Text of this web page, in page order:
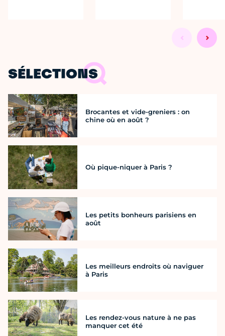
SÉLECTIONS
Brocantes et vide-greniers : on
chine où en août ?
Où pique-niquer à Paris ?
Les petits bonheurs parisiens en
août
Les meilleurs endroits où naviguer
à Paris
Les rendez-vous nature à ne pas
manquer cet été